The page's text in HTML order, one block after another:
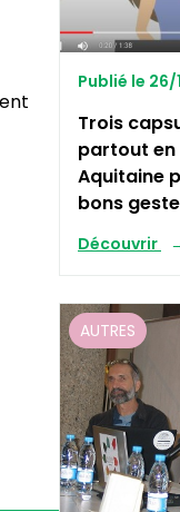
Publié le 26/
Trois
partout en
Aquitaine
bons
Découvrir
AUTRES